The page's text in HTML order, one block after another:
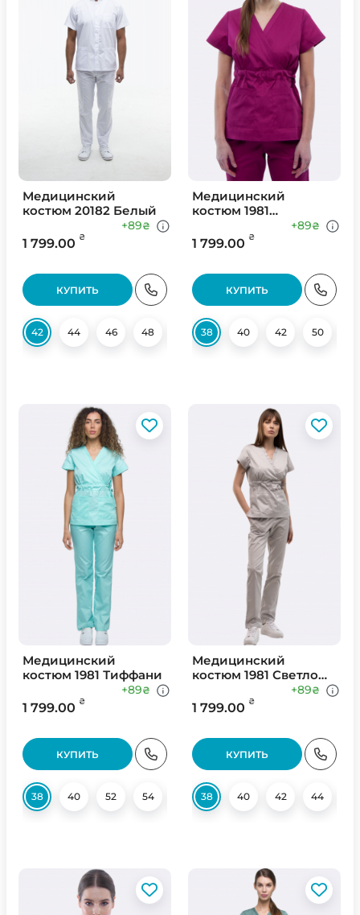
Медицинский
костюм 20182 Белый
1 799.00 ₴
+89₴
КУПИТЬ
42 44 46 48 52
Медицинский
костюм 1981
1 799.00 ₴
+89₴
КУПИТЬ
38 40 42 50
Медицинский
костюм 1981 Тиффани
1 799.00 ₴
+89₴
КУПИТЬ
38 40 52 54 58
Медицинский
костюм 1981 Светло
1 799.00 ₴
+89₴
КУПИТЬ
38 40 42 44